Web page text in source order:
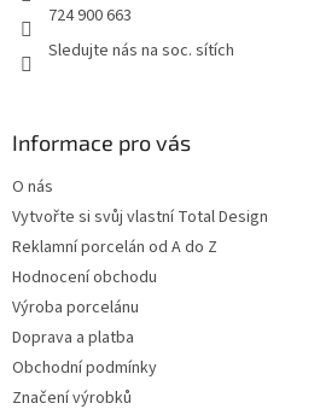
724 900 663
Sledujte nás na soc. sítích
Informace pro vás
O nás
Vytvořte si svůj vlastní Total Design
Reklamní porcelán od A do Z
Hodnocení obchodu
Výroba porcelánu
Doprava a platba
Obchodní podmínky
Značení výrobků